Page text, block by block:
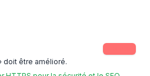
doit être amélioré.